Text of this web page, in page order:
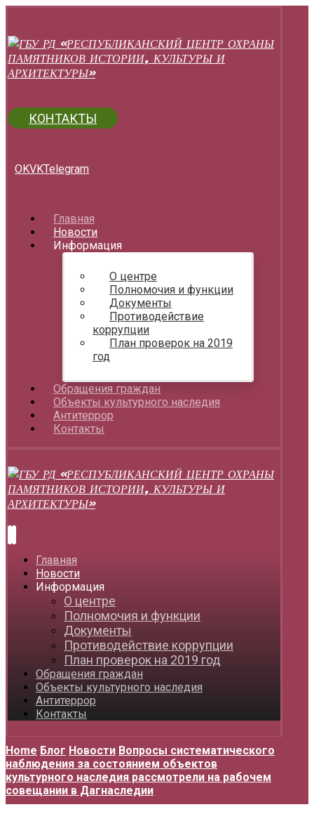
КОНТАКТЫ
OKVKTelegram
Главная
Новости
Информация
О центре
Полномочия и функции
Документы
Противодействие
коррупции
План проверок на 2019
год
Обращения граждан
Объекты культурного наследия
Антитеррор
Контакты
Главная
Новости
Информация
О центре
Полномочия и функции
Документы
Противодействие коррупции
План проверок на 2019 год
Обращения граждан
Объекты культурного наследия
Антитеррор
Контакты
Home Блог Новости Вопросы систематического
наблюдения за состоянием объектов
культурного наследия рассмотрели на рабочем
совещании в Дагнаследии